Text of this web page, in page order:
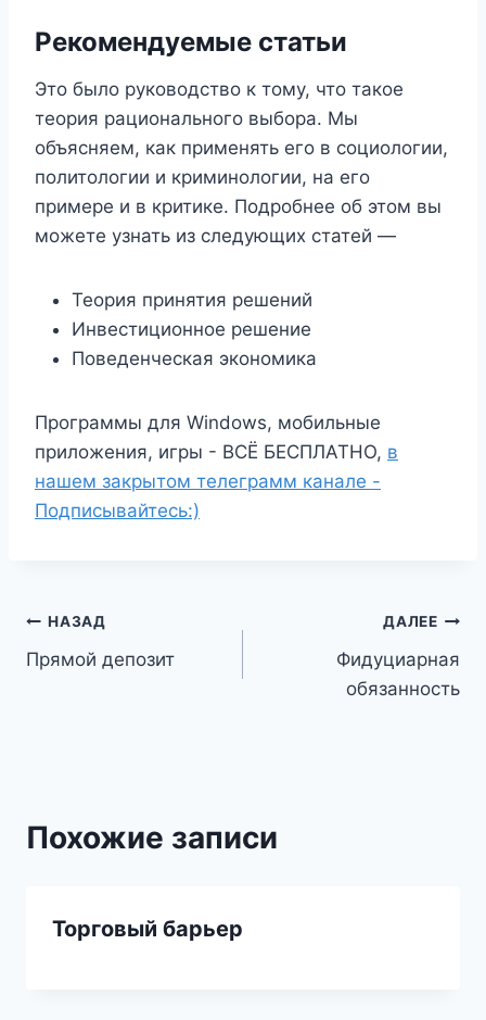
Рекомендуемые статьи
Это было руководство к тому, что такое
теория рационального выбора. Мы
объясняем, как применять его в социологии,
политологии и криминологии, на его
примере и в критике. Подробнее об этом вы
можете узнать из следующих статей —
Теория принятия решений
Инвестиционное решение
Поведенческая экономика
Программы для Windows, мобильные
приложения, игры - ВСЁ БЕСПЛАТНО, в
нашем закрытом телеграмм канале -
Подписывайтесь:)
Навигация
по
НАЗАД
Прямой депозит
ДАЛЕЕ
Фидуциарная
обязанность
Похожие записи
Торговый барьер